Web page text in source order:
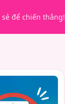
sẻ để chiến thắng!